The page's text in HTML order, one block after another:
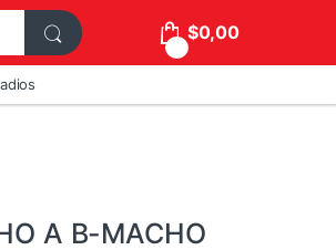
$0,00
A B-MACHO